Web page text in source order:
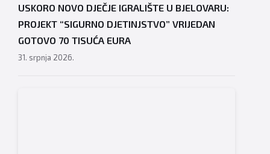
USKORO NOVO DJEČJE IGRALIŠTE U BJELOVARU:
PROJEKT “SIGURNO DJETINJSTVO” VRIJEDAN
GOTOVO 70 TISUĆA EURA
31. srpnja 2026.